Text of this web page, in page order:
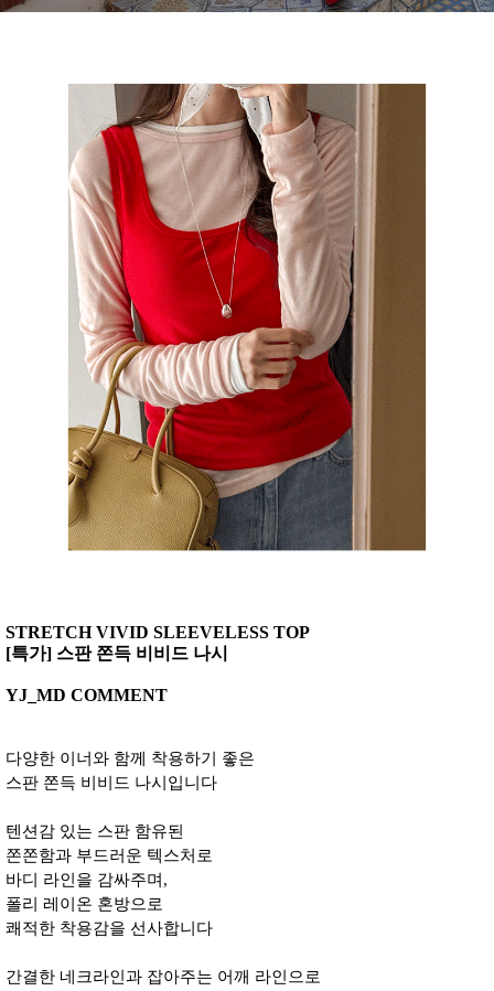
STRETCH VIVID SLEEVELESS TOP
[특가] 스판 쫀득 비비드 나시
YJ_MD COMMENT
다양한 이너와 함께 착용하기 좋은
스판 쫀득 비비드 나시입니다
텐션감 있는 스판 함유된
쫀쫀함과 부드러운 텍스처로
바디 라인을 감싸주며,
폴리 레이온 혼방으로
쾌적한 착용감을 선사합니다
간결한 네크라인과 잡아주는 어깨 라인으로